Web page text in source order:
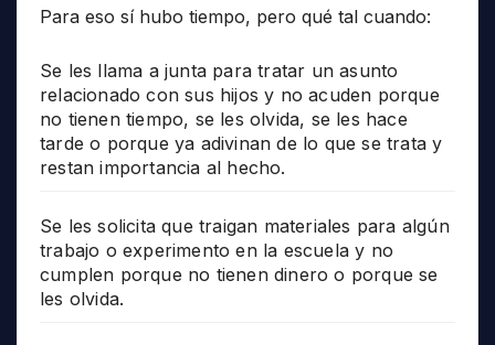
Para eso sí hubo tiempo, pero qué tal cuando:
Se les llama a junta para tratar un asunto
relacionado con sus hijos y no acuden porque
no tienen tiempo, se les olvida, se les hace
tarde o porque ya adivinan de lo que se trata y
restan importancia al hecho.
Se les solicita que traigan materiales para algún
trabajo o experimento en la escuela y no
cumplen porque no tienen dinero o porque se
les olvida.